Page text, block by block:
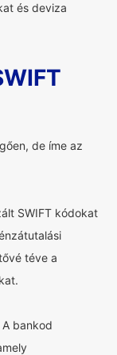
és deviza
de íme az
SWIFT kódokat
téve a
A bankod